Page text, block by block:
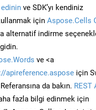
edinin ve SDK’yı kendiniz
için Aspose.Cells
alternatif indirme
gidin.
ve <a
apireference.aspose için
da bakın. REST
fazla bilgi edinmek için